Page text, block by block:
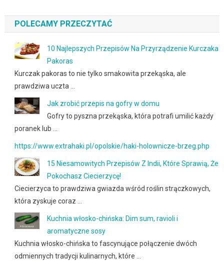
POLECAMY PRZECZYTAĆ
10 Najlepszych Przepisów Na Przyrządzenie Kurczaka
Pakoras
Kurczak pakoras to nie tylko smakowita przekąska, ale
prawdziwa uczta …
Jak zrobić przepis na gofry w domu
Gofry to pyszna przekąska, która potrafi umilić każdy
poranek lub …
https://www.extrahaki.pl/opolskie/haki-holownicze-brzeg.php
15 Niesamowitych Przepisów Z Indii, Które Sprawią, Że
Pokochasz Ciecierzycę!
Ciecierzyca to prawdziwa gwiazda wśród roślin strączkowych,
która zyskuje coraz …
Kuchnia włosko-chińska: Dim sum, ravioli i
aromatyczne sosy
Kuchnia włosko-chińska to fascynujące połączenie dwóch
odmiennych tradycji kulinarnych, które …